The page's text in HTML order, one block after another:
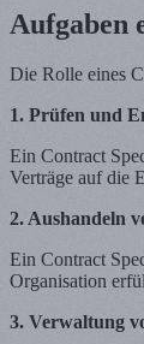
Aufgaben
Die Rolle eines
1. Prüfen und
Ein Contract
Verträge auf die
2. Aushandeln
Ein Contract
Organisation
3. Verwaltung